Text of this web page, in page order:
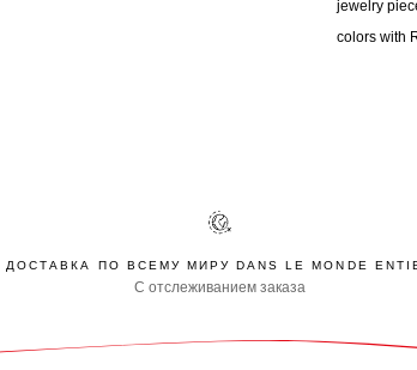
jewelry
colors with
ДОСТАВКА ПО ВСЕМУ МИРУ DANS LE MONDE
С отслеживанием заказа